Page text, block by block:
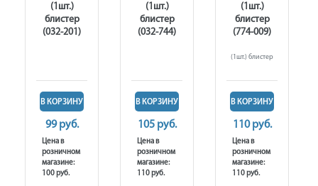
(1шт.)
блистер
(032-201)
В КОРЗИНУ
99 руб.
Цена в
розничном
магазине:
100 руб.
(1шт.)
блистер
(032-744)
В КОРЗИНУ
105 руб.
Цена в
розничном
магазине:
110 руб.
(1шт.)
блистер
(774-009)
(1шт.) блистер
В КОРЗИНУ
110 руб.
Цена в
розничном
магазине:
110 руб.